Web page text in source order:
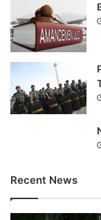
Recent News